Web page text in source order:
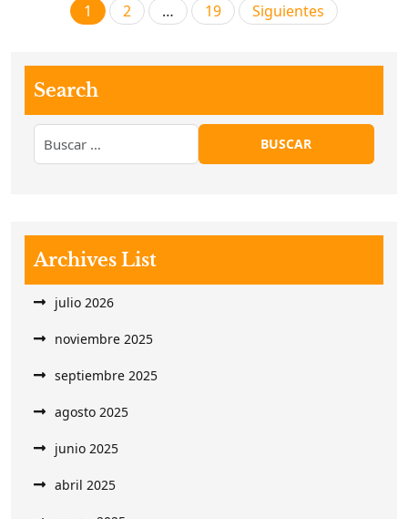
Paginación
entradas
1 2 … 19 Siguientes
Search
Archives List
julio 2026
noviembre 2025
septiembre 2025
agosto 2025
junio 2025
abril 2025